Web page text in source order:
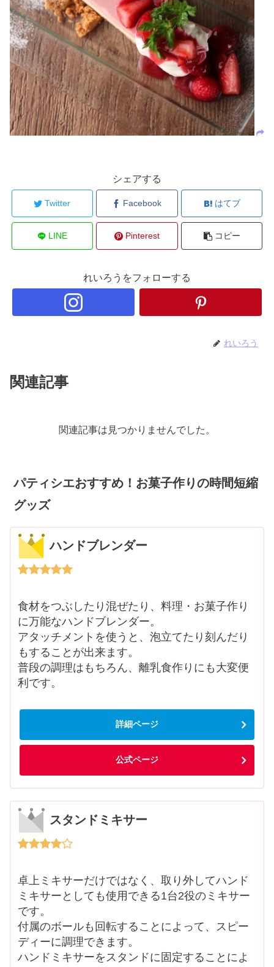
シェアする
Twitter Facebook はてブ
LINE Pinterest コピー
れいろうをフォローする
れいろう
関連記事
関連記事は見つかりませんでした。
パティシエおすすめ！お菓子作りの時間短縮
グッズ
ハンドブレンダー
食材をつぶしたり混ぜたり、料理・お菓子作り
に万能なハンドブレンダー。
アタッチメントを使うと、泡立てたり刻んだり
もすることが出来ます。
普段の調理はもちろん、離乳食作りにも大変便
利です。
詳細ページ
公式ページ
スタンドミキサー
卓上ミキサーだけではなく、取り外してハンド
ミキサーとしても使用できる1台2役のミキサー
です。
付属のボールも回転することによって、スピー
ディーに調理できます。
ハンドミキサーをスタンドに固定することによ